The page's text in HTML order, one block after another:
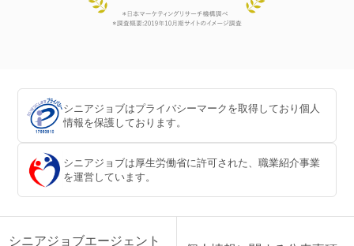
シニアジョブはプライバシーマークを取得しており個人
情報を保護しております。
シニアジョブは厚生労働省に許可された、職業紹介事業
を運営しています。
シニアジョブエージェント